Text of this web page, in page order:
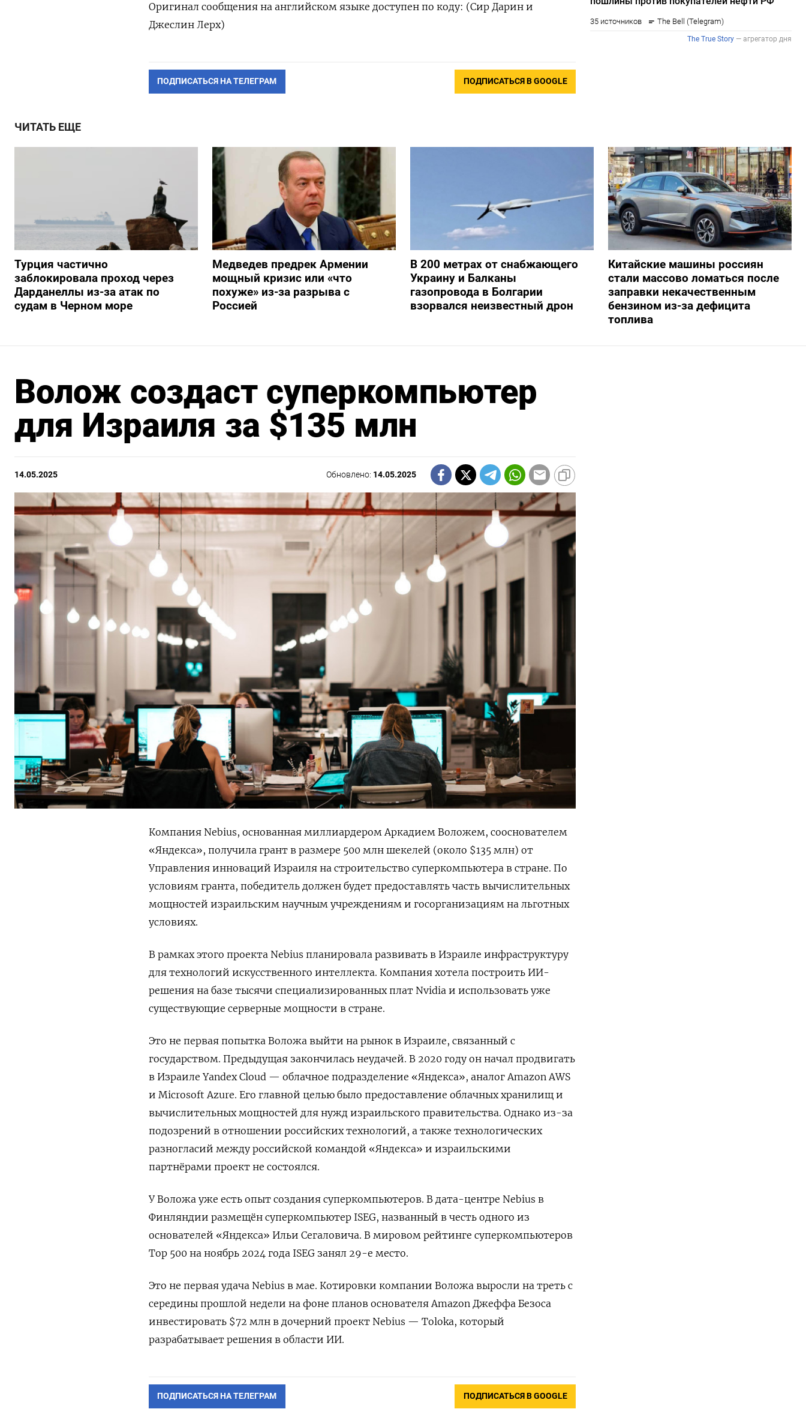
Оригинал сообщения на английском языке доступен по коду: (Сир Дарин и
Джеслин Лерх)
ПОДПИСАТЬСЯ НА ТЕЛЕГРАМ ПОДПИСАТЬСЯ В GOOGLE
ЧИТАТЬ ЕЩЕ
Турция частично
заблокировала проход через
Дарданеллы из-за атак по
судам в Черном море
Медведев предрек Армении
мощный кризис или «что
похуже» из-за разрыва с
Россией
В 200 метрах от снабжающего
Украину и Балканы
газопровода в Болгарии
взорвался неизвестный дрон
Китайские машины россиян
стали массово ломаться после
заправки некачественным
бензином из-за дефицита
топлива
Волож создаст суперкомпьютер
для Израиля за $135 млн
14.05.2025 Обновлено: 14.05.2025
Компания Nebius, основанная миллиардером Аркадием Воложем, сооснователем
«Яндекса», получила грант в размере 500 млн шекелей (около $135 млн) от
Управления инноваций Израиля на строительство суперкомпьютера в стране. По
условиям гранта, победитель должен будет предоставлять часть вычислительных
мощностей израильским научным учреждениям и госорганизациям на льготных
условиях.
В рамках этого проекта Nebius планировала развивать в Израиле инфраструктуру
для технологий искусственного интеллекта. Компания хотела построить ИИ-
решения на базе тысячи специализированных плат Nvidia и использовать уже
существующие серверные мощности в стране.
Это не первая попытка Воложа выйти на рынок в Израиле, связанный с
государством. Предыдущая закончилась неудачей. В 2020 году он начал продвигать
в Израиле Yandex Cloud — облачное подразделение «Яндекса», аналог Amazon AWS
и Microsoft Azure. Его главной целью было предоставление облачных хранилищ и
вычислительных мощностей для нужд израильского правительства. Однако из-за
подозрений в отношении российских технологий, а также технологических
разногласий между российской командой «Яндекса» и израильскими
партнёрами проект не состоялся.
У Воложа уже есть опыт создания суперкомпьютеров. В дата-центре Nebius в
Финляндии размещён суперкомпьютер ISEG, названный в честь одного из
основателей «Яндекса» Ильи Сегаловича. В мировом рейтинге суперкомпьютеров
Top 500 на ноябрь 2024 года ISEG занял 29-е место.
Это не первая удача Nebius в мае. Котировки компании Воложа выросли на треть с
середины прошлой недели на фоне планов основателя Amazon Джеффа Безоса
инвестировать $72 млн в дочерний проект Nebius — Toloka, который
разрабатывает решения в области ИИ.
ПОДПИСАТЬСЯ НА ТЕЛЕГРАМ ПОДПИСАТЬСЯ В GOOGLE